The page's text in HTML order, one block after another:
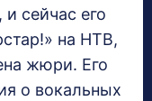
и сейчас его
на НТВ,
жюри. Его
о вокальных